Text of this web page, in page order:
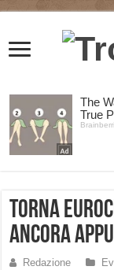
Torna
ancora
Redazione